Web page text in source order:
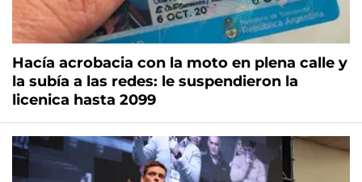
Hacía acrobacia con la moto en plena calle y
la subía a las redes: le suspendieron la
licenica hasta 2099